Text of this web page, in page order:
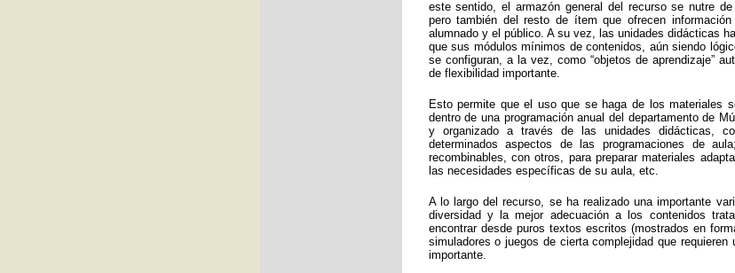
este sentido, el armazón general del recurso se nutre
pero también del resto de ítem que ofrecen
alumnado y el público. A su vez, las unidades didácticas
que sus módulos mínimos de contenidos, aún siendo
se configuran, a la vez, como “objetos de aprendizaje”
de flexibilidad importante.
Esto permite que el uso que se haga de los materiales
dentro de una programación anual del departamento de
y organizado a través de las unidades didácticas,
determinados aspectos de las programaciones de
recombinables, con otros, para preparar materiales
las necesidades específicas de su aula, etc.
A lo largo del recurso, se ha realizado una importante
diversidad y la mejor adecuación a los contenidos
encontrar desde puros textos escritos (mostrados en
simuladores o juegos de cierta complejidad que
importante.